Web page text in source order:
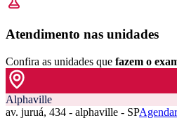
Atendimento nas unidades
Confira as unidades que fazem o
Alphaville
av. juruá, 434 - alphaville - SP